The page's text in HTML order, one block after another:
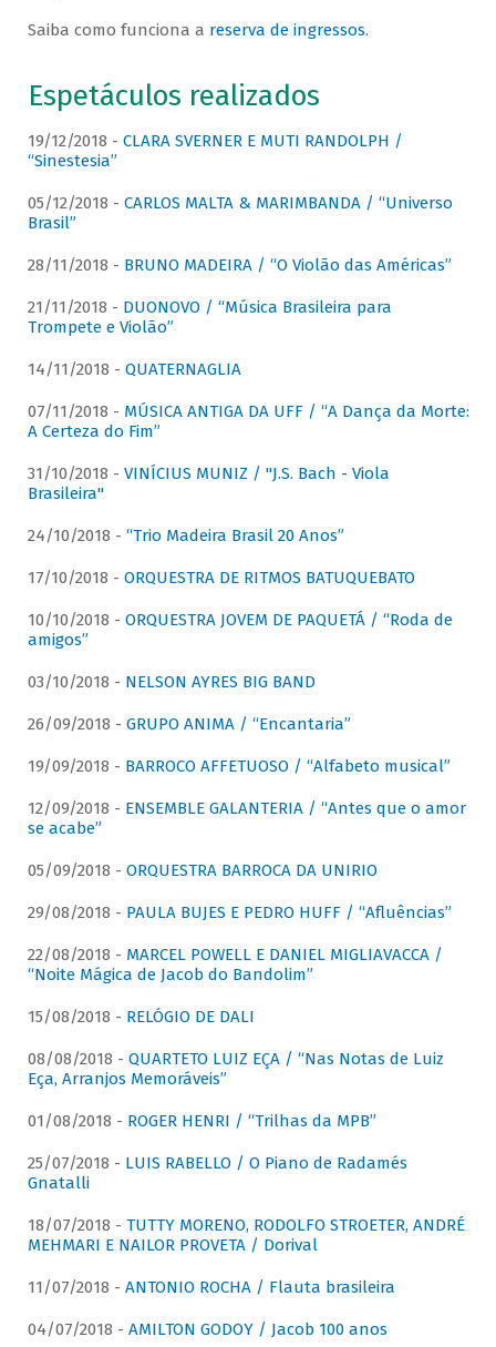
Saiba como funciona a reserva de ingressos.
Espetáculos realizados
19/12/2018 - CLARA SVERNER E MUTI RANDOLPH /
“Sinestesia”
05/12/2018 - CARLOS MALTA & MARIMBANDA / “Universo
Brasil”
28/11/2018 - BRUNO MADEIRA / “O Violão das Américas”
21/11/2018 - DUONOVO / “Música Brasileira para
Trompete e Violão”
14/11/2018 - QUATERNAGLIA
07/11/2018 - MÚSICA ANTIGA DA UFF / “A Dança da Morte:
A Certeza do Fim”
31/10/2018 - VINÍCIUS MUNIZ / "J.S. Bach - Viola
Brasileira"
24/10/2018 - “Trio Madeira Brasil 20 Anos”
17/10/2018 - ORQUESTRA DE RITMOS BATUQUEBATO
10/10/2018 - ORQUESTRA JOVEM DE PAQUETÁ / “Roda de
amigos”
03/10/2018 - NELSON AYRES BIG BAND
26/09/2018 - GRUPO ANIMA / “Encantaria”
19/09/2018 - BARROCO AFFETUOSO / “Alfabeto musical”
12/09/2018 - ENSEMBLE GALANTERIA / “Antes que o amor
se acabe”
05/09/2018 - ORQUESTRA BARROCA DA UNIRIO
29/08/2018 - PAULA BUJES E PEDRO HUFF / “Afluências”
22/08/2018 - MARCEL POWELL E DANIEL MIGLIAVACCA /
“Noite Mágica de Jacob do Bandolim”
15/08/2018 - RELÓGIO DE DALI
08/08/2018 - QUARTETO LUIZ EÇA / “Nas Notas de Luiz
Eça, Arranjos Memoráveis”
01/08/2018 - ROGER HENRI / “Trilhas da MPB”
25/07/2018 - LUIS RABELLO / O Piano de Radamés
Gnatalli
18/07/2018 - TUTTY MORENO, RODOLFO STROETER, ANDRÉ
MEHMARI E NAILOR PROVETA / Dorival
11/07/2018 - ANTONIO ROCHA / Flauta brasileira
04/07/2018 - AMILTON GODOY / Jacob 100 anos